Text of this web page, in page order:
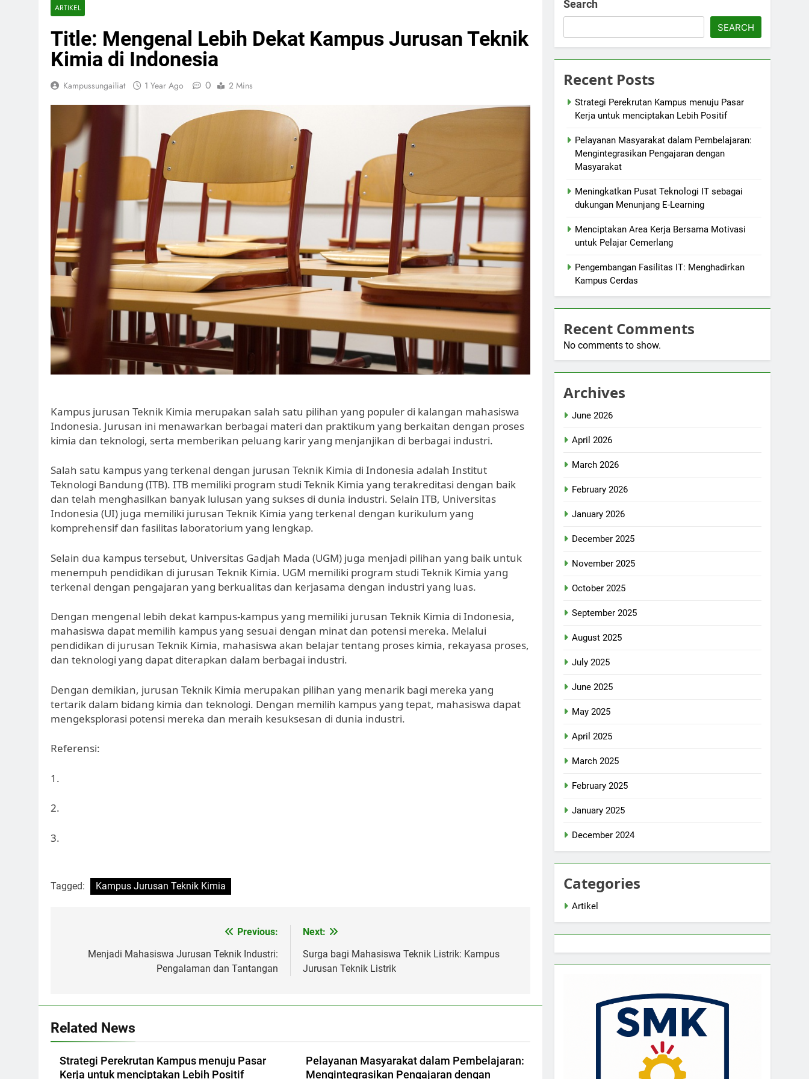
ARTIKEL
Title: Mengenal Lebih Dekat Kampus Jurusan Teknik
Kimia di Indonesia
Kampussungailiat 1 Year Ago 0 2 Mins
Kampus jurusan Teknik Kimia merupakan salah satu pilihan yang populer di kalangan mahasiswa
Indonesia. Jurusan ini menawarkan berbagai materi dan praktikum yang berkaitan dengan proses
kimia dan teknologi, serta memberikan peluang karir yang menjanjikan di berbagai industri.
Salah satu kampus yang terkenal dengan jurusan Teknik Kimia di Indonesia adalah Institut
Teknologi Bandung (ITB). ITB memiliki program studi Teknik Kimia yang terakreditasi dengan baik
dan telah menghasilkan banyak lulusan yang sukses di dunia industri. Selain ITB, Universitas
Indonesia (UI) juga memiliki jurusan Teknik Kimia yang terkenal dengan kurikulum yang
komprehensif dan fasilitas laboratorium yang lengkap.
Selain dua kampus tersebut, Universitas Gadjah Mada (UGM) juga menjadi pilihan yang baik untuk
menempuh pendidikan di jurusan Teknik Kimia. UGM memiliki program studi Teknik Kimia yang
terkenal dengan pengajaran yang berkualitas dan kerjasama dengan industri yang luas.
Dengan mengenal lebih dekat kampus-kampus yang memiliki jurusan Teknik Kimia di Indonesia,
mahasiswa dapat memilih kampus yang sesuai dengan minat dan potensi mereka. Melalui
pendidikan di jurusan Teknik Kimia, mahasiswa akan belajar tentang proses kimia, rekayasa proses,
dan teknologi yang dapat diterapkan dalam berbagai industri.
Dengan demikian, jurusan Teknik Kimia merupakan pilihan yang menarik bagi mereka yang
tertarik dalam bidang kimia dan teknologi. Dengan memilih kampus yang tepat, mahasiswa dapat
mengeksplorasi potensi mereka dan meraih kesuksesan di dunia industri.
Referensi:
1.
2.
3.
Tagged: Kampus Jurusan Teknik Kimia
navigation
Previous:
Menjadi Mahasiswa Jurusan Teknik Industri:
Pengalaman dan Tantangan
Next:
Surga bagi Mahasiswa Teknik Listrik: Kampus
Jurusan Teknik Listrik
Related News
Strategi Perekrutan Kampus menuju Pasar
Kerja untuk menciptakan Lebih Positif
Pelayanan Masyarakat dalam Pembelajaran:
Mengintegrasikan Pengajaran dengan
Search
SEARCH
Recent Posts
Strategi Perekrutan Kampus menuju Pasar
Kerja untuk menciptakan Lebih Positif
Pelayanan Masyarakat dalam Pembelajaran:
Mengintegrasikan Pengajaran dengan
Masyarakat
Meningkatkan Pusat Teknologi IT sebagai
dukungan Menunjang E-Learning
Menciptakan Area Kerja Bersama Motivasi
untuk Pelajar Cemerlang
Pengembangan Fasilitas IT: Menghadirkan
Kampus Cerdas
Recent Comments
No comments to show.
Archives
June 2026
April 2026
March 2026
February 2026
January 2026
December 2025
November 2025
October 2025
September 2025
August 2025
July 2025
June 2025
May 2025
April 2025
March 2025
February 2025
January 2025
December 2024
Categories
Artikel